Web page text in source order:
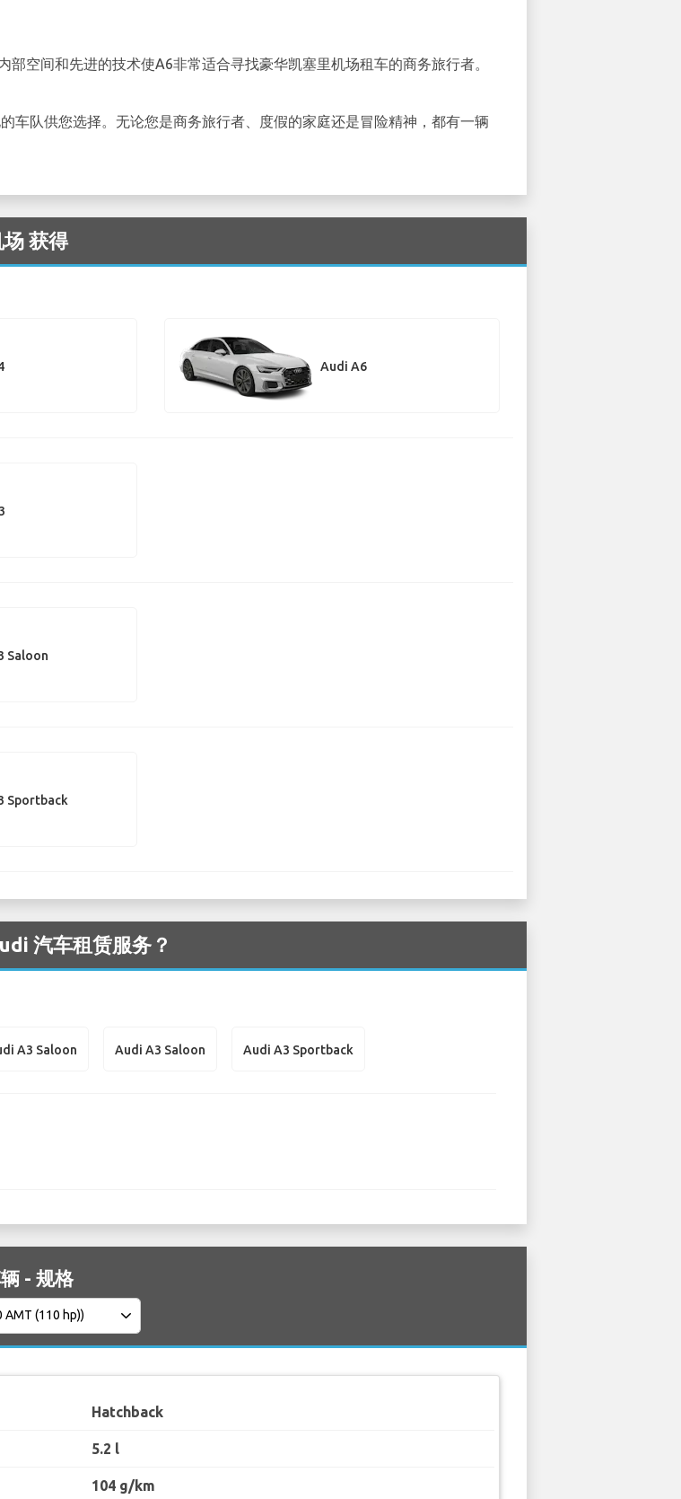
部空间和先进的技术使A6非常适合寻找豪华凯塞里机场租车的商务旅行者。
车队供您选择。无论您是商务旅行者、度假的家庭还是冒险精神，都有一辆
获得
Audi A6
Saloon
Sportback
汽车租赁服务？
A3 Saloon Audi A3 Saloon Audi A3 Sportback
- 规格
Hatchback
5.2 l
104 g/km